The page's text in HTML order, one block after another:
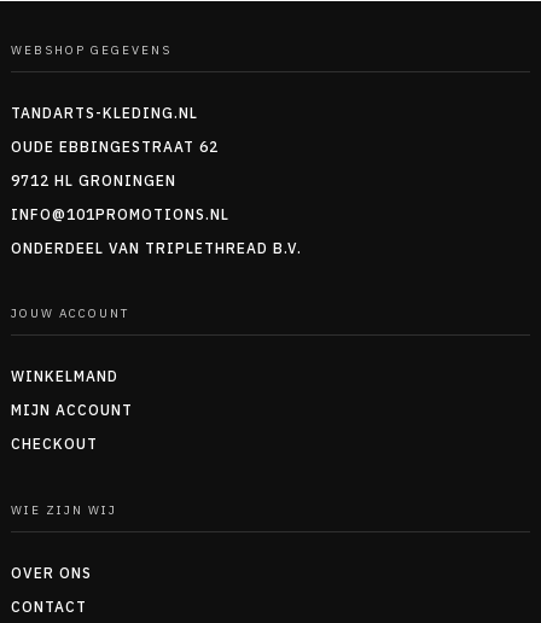
WEBSHOP GEGEVENS
TANDARTS-KLEDING.NL
OUDE EBBINGESTRAAT 62
9712 HL GRONINGEN
INFO@101PROMOTIONS.NL
ONDERDEEL VAN TRIPLETHREAD B.V.
JOUW ACCOUNT
WINKELMAND
MIJN ACCOUNT
CHECKOUT
WIE ZIJN WIJ
OVER ONS
CONTACT